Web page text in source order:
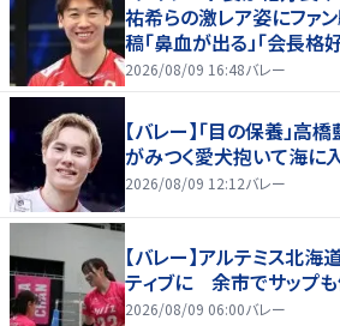
祐希らの激レア姿にフ
稿「鼻血が出る」「会長
好いい」
2026/08/09 16:48バレー
【バレー】「目の保養」高
がみつく愛犬抱いて海に
2026/08/09 12:12バレー
【バレー】アルテミス北海
ティブに 余市でサップ
2026/08/09 06:00バレー